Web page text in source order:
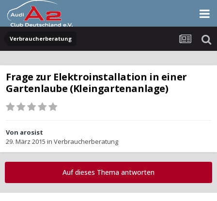
Verbraucherberatung
Frage zur Elektroinstallation in einer
Gartenlaube (Kleingartenanlage)
Von arosist
29. März 2015 in Verbraucherberatung
Auf dieses Thema antworten